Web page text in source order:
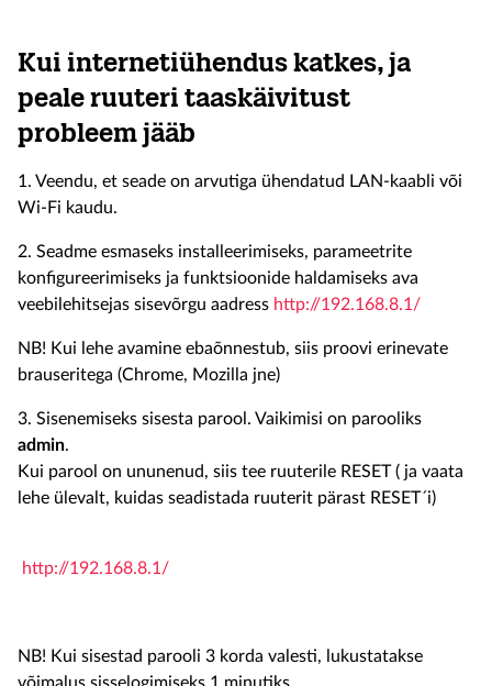
Kui internetiühendus katkes, ja
peale ruuteri taaskäivitust
probleem jääb
1. Veendu, et seade on arvutiga ühendatud LAN-kaabli või
Wi-Fi kaudu.
2. Seadme esmaseks installeerimiseks, parameetrite
konfigureerimiseks ja funktsioonide haldamiseks ava
veebilehitsejas sisevõrgu aadress http://192.168.8.1/
NB! Kui lehe avamine ebaõnnestub, siis proovi erinevate
brauseritega (Chrome, Mozilla jne)
3. Sisenemiseks sisesta parool. Vaikimisi on parooliks
admin.
Kui parool on ununenud, siis tee ruuterile RESET ( ja vaata
lehe ülevalt, kuidas seadistada ruuterit pärast RESET´i)
http://192.168.8.1/
NB! Kui sisestad parooli 3 korda valesti, lukustatakse